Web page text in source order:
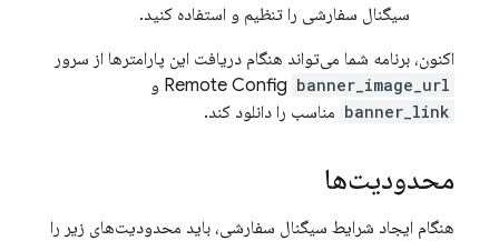
سیگنال سفارشی را تنظیم و استفاده کنید.
اکنون، برنامه شما می‌تواند هنگام دریافت این پارامترها از سرور
Remote Config banner_image_url و
banner_link مناسب را دانلود کند.
محدودیت‌ها
هنگام ایجاد شرایط سیگنال سفارشی، باید محدودیت‌های زیر را